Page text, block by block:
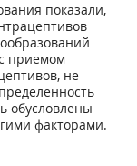
показали,
приемом
не
обусловлены
факторами.